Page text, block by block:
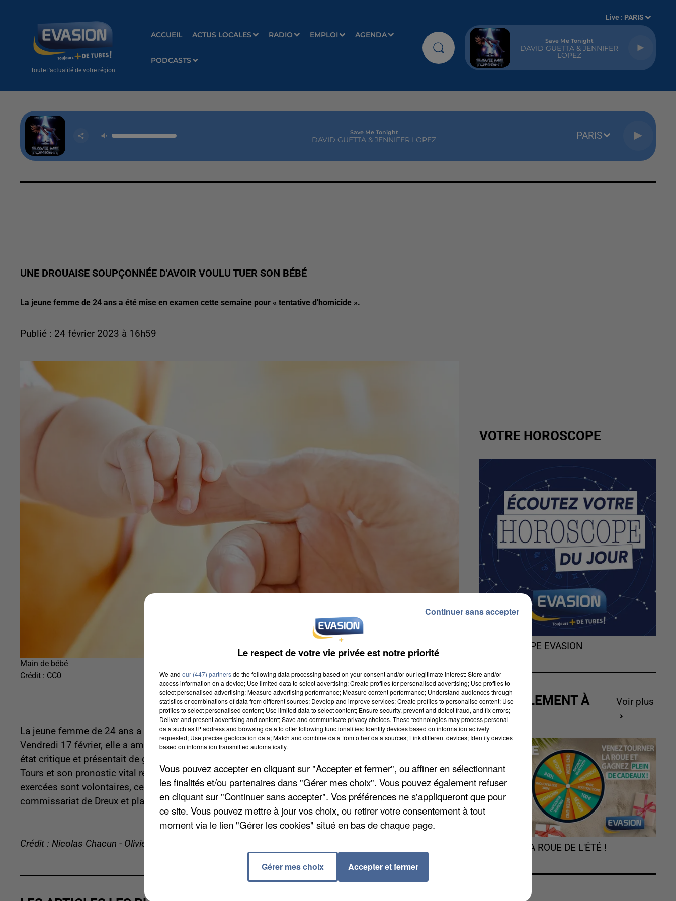
Toute l'actualité de votre région
ACCUEIL ACTUS LOCALES RADIO EMPLOI AGENDA
PODCASTS
Live : PARIS
Save Me Tonight
DAVID GUETTA & JENNIFER
LOPEZ
Save Me Tonight
DAVID GUETTA & JENNIFER LOPEZ PARIS
UNE DROUAISE SOUPÇONNÉE D'AVOIR VOULU TUER SON BÉBÉ
La jeune femme de 24 ans a été mise en examen cette semaine pour « tentative d'homicide ».
Publié : 24 février 2023 à 16h59
Main de bébé
Crédit : CC0
La jeune femme de 24 ans a été mise en examen cette semaine pour « tentative d'homicide ».
Vendredi 17 février, elle a amené son enfant de trois mois chez le pédiatre. Le nourrisson était dans un
état critique et présentait de graves hématomes, relate
Tours et son pronostic vital reste engagé. Une expertise médicale démontre que les violences
exercées sont volontaires, ce que réfute la mère. La jeune femme a été entendue par les enquêteurs du
commissariat de Dreux et placée en détention provisoire.
Crédit : Nicolas Chacun - Olivier Doyen
VOTRE HOROSCOPE
L'HOROSCOPE EVASION
ACTUELLEMENT À
GAGNER
Voir plus
TOURNEZ LA ROUE DE L'ÉTÉ !
Le respect de votre vie privée est notre priorité
We and our (447) partnersdo the following data processing based on your consent and/or our legitimate interest: Store and/or
access information on a device; Use limited data to select advertising; Create profiles for personalised advertising; Use profiles to
select personalised advertising; Measure advertising performance; Measure content performance; Understand audiences through
statistics or combinations of data from different sources; Develop and improve services; Create profiles to personalise content; Use
profiles to select personalised content; Use limited data to select content; Ensure security, prevent and detect fraud, and fix errors;
Deliver and present advertising and content; Save and communicate privacy choices. These technologies may process personal
data such as IP address and browsing data to offer following functionalities: Identify devices based on information actively
requested; Use precise geolocation data; Match and combine data from other data sources; Link different devices; Identify devices
based on information transmitted automatically.
Vous pouvez accepter en cliquant sur "Accepter et fermer", ou affiner en sélectionnant
les finalités et/ou partenaires dans "Gérer mes choix". Vous pouvez également refuser
en cliquant sur "Continuer sans accepter". Vos préférences ne s'appliqueront que pour
ce site. Vous pouvez mettre à jour vos choix, ou retirer votre consentement à tout
moment via le lien "Gérer les cookies" situé en bas de chaque page.
Gérer mes choix Accepter et fermer
Continuer sans accepter